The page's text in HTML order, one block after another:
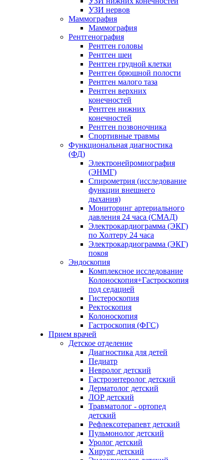
УЗИ нервов
Маммография
Маммография
Рентгенография
Рентген головы
Рентген шеи
Рентген грудной клетки
Рентген брюшной полости
Рентген малого таза
Рентген верхних
конечностей
Рентген нижних
конечностей
Рентген позвоночника
Спортивные травмы
Функциональная диагностика
(ФД)
Электронейромиография
(ЭНМГ)
Спирометрия (исследование
функции внешнего
дыхания)
Мониторинг артериального
давления 24 часа (СМАД)
Электрокардиограмма (ЭКГ)
по Холтеру 24 часа
Электрокардиограмма (ЭКГ)
покоя
Эндоскопия
Комплексное исследование
Колоноскопия+Гастроскопия
под седацией
Гистероскопия
Ректоскопия
Колоноскопия
Гастроскопия (ФГС)
Прием врачей
Детское отделение
Диагностика для детей
Педиатр
Невролог детский
Гастроэнтеролог детский
Дерматолог детский
ЛОР детский
Травматолог - ортопед
детский
Рефлексотерапевт детский
Пульмонолог детский
Уролог детский
Хирург детский